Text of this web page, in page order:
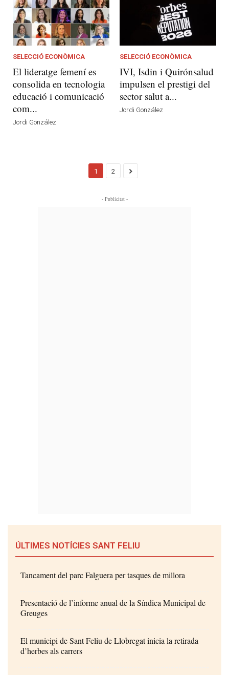
SELECCIÓ ECONÒMICA
El lideratge femení es
consolida en tecnologia
educació i comunicació
com...
Jordi González
SELECCIÓ ECONÒMICA
IVI, Isdin i Quirónsalud
impulsen el prestigi del
sector salut a...
Jordi González
1 2
- Publicitat -
ÚLTIMES NOTÍCIES SANT FELIU
Tancament del parc Falguera per tasques de millora
Presentació de l’informe anual de la Síndica Municipal de
Greuges
El municipi de Sant Feliu de Llobregat inicia la retirada
d’herbes als carrers